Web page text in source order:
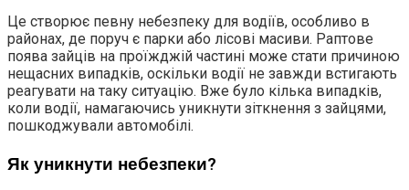
Це створює певну небезпеку для водіїв, особливо в
районах, де поруч є парки або лісові масиви. Раптове
поява зайців на проїжджій частині може стати причиною
нещасних випадків, оскільки водії не завжди встигають
реагувати на таку ситуацію. Вже було кілька випадків,
коли водії, намагаючись уникнути зіткнення з зайцями,
пошкоджували автомобілі.
Як уникнути небезпеки?